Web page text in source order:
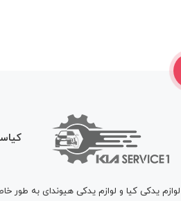
لوازم یدکی کیا و لوازم یدکی هیوندای به طور